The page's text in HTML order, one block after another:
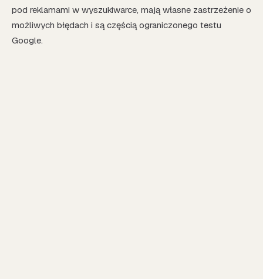
pod reklamami w wyszukiwarce, mają własne zastrzeżenie o
możliwych błędach i są częścią ograniczonego testu
Google.